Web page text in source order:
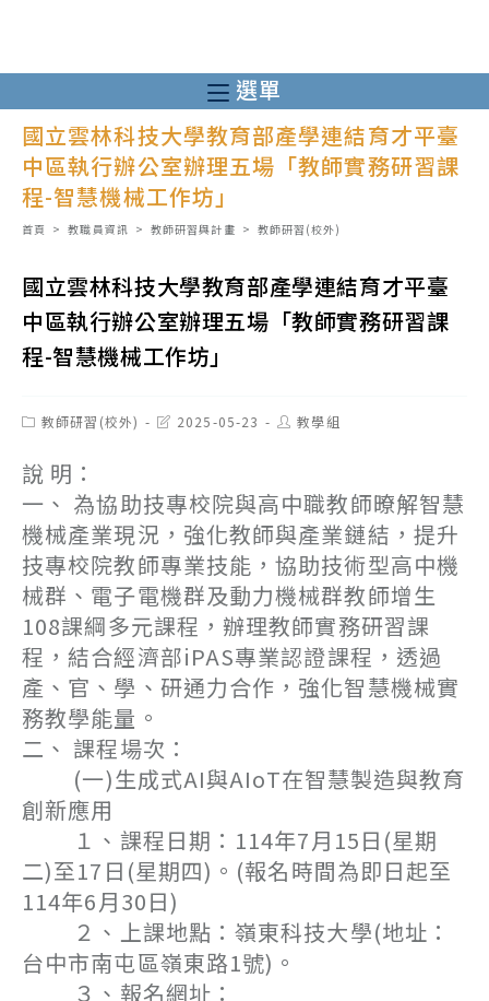
至
主
容
選單
國立雲林科技大學教育部產學連結育才平臺
中區執行辦公室辦理五場「教師實務研習課
程-智慧機械工作坊」
首頁 > 教職員資訊 > 教師研習與計畫 > 教師研習(校外)
國立雲林科技大學教育部產學連結育才平臺
中區執行辦公室辦理五場「教師實務研習課
程-智慧機械工作坊」
Post教師研習(校外)
Post2025-05-23
Post教學組
說 明：
一、 為協助技專校院與高中職教師暸解智慧
機械產業現況，強化教師與產業鏈結，提升
技專校院教師專業技能，協助技術型高中機
械群、電子電機群及動力機械群教師增生
108課綱多元課程，辦理教師實務研習課
程，結合經濟部iPAS專業認證課程，透過
產、官、學、研通力合作，強化智慧機械實
務教學能量。
二、 課程場次：
(一)生成式AI與AIoT在智慧製造與教育
創新應用
１、課程日期：114年7月15日(星期
二)至17日(星期四)。(報名時間為即日起至
114年6月30日)
２、上課地點：嶺東科技大學(地址：
台中市南屯區嶺東路1號)。
３、報名網址：